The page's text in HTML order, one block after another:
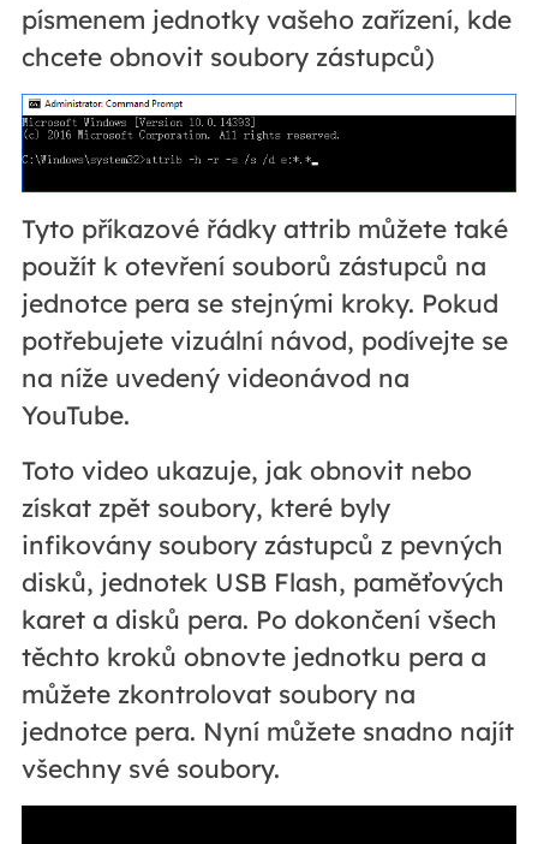
písmenem jednotky vašeho zařízení, kde
chcete obnovit soubory zástupců)
Tyto příkazové řádky attrib můžete také
použít k otevření souborů zástupců na
jednotce pera se stejnými kroky. Pokud
potřebujete vizuální návod, podívejte se
na níže uvedený videonávod na
YouTube.
Toto video ukazuje, jak obnovit nebo
získat zpět soubory, které byly
infikovány soubory zástupců z pevných
disků, jednotek USB Flash, paměťových
karet a disků pera. Po dokončení všech
těchto kroků obnovte jednotku pera a
můžete zkontrolovat soubory na
jednotce pera. Nyní můžete snadno najít
všechny své soubory.